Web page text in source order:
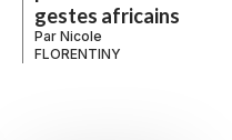
gestes africains
Par Nicole
FLORENTINY